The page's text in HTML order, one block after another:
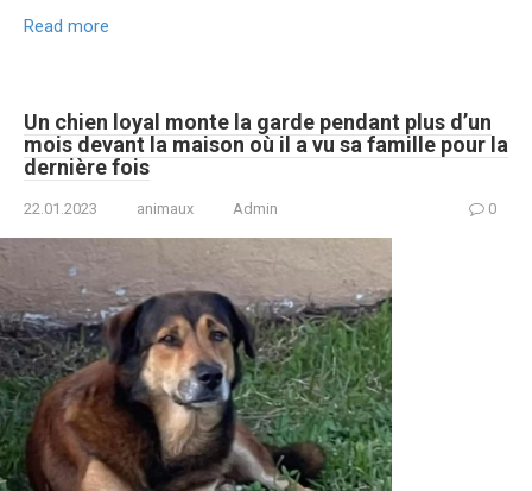
Read more
Un chien loyal monte la garde pendant plus d’un
mois devant la maison où il a vu sa famille pour la
dernière fois
22.01.2023 animaux Admin 0